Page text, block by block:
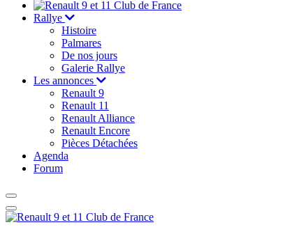
Rallye
Histoire
Palmares
De nos jours
Galerie Rallye
Les annonces
Renault 9
Renault 11
Renault Alliance
Renault Encore
Pièces Détachées
Agenda
Forum